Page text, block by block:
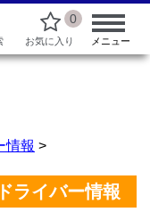
0
お気に入り メニュー
情報 >
ライバー情報